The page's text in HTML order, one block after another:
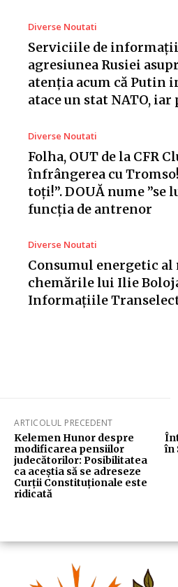
Diverse Noutati
Serviciile de
agresiunea Rusiei
atenția acum că Putin
atace un stat NATO, iar
Diverse Noutati
Folha, OUT de la CFR
înfrângerea cu
toți!”. DOUĂ nume ”se
funcția de antrenor
Diverse Noutati
Consumul energetic
chemările lui Ilie
Informațiile
ARTICOLUL PRECEDENT
Kelemen Hunor despre
modificarea pensiilor
judecătorilor: Posibilitatea
ca aceștia să se adreseze
Curții Constituționale este
ridicată
în